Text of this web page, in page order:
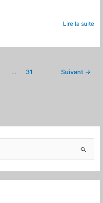
Lire la suite
… 31 Suivant →